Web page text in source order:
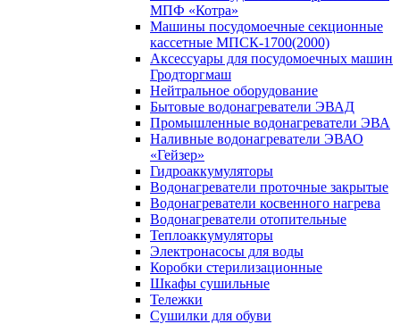
МПФ «Котра»
Машины посудомоечные секционные
кассетные МПСК-1700(2000)
Аксессуары для посудомоечных машин
Гродторгмаш
Нейтральное оборудование
Бытовые водонагреватели ЭВАД
Промышленные водонагреватели ЭВА
Наливные водонагреватели ЭВАО
«Гейзер»
Гидроаккумуляторы
Водонагреватели проточные закрытые
Водонагреватели косвенного нагрева
Водонагреватели отопительные
Теплоаккумуляторы
Электронасосы для воды
Коробки стерилизационные
Шкафы сушильные
Тележки
Сушилки для обуви